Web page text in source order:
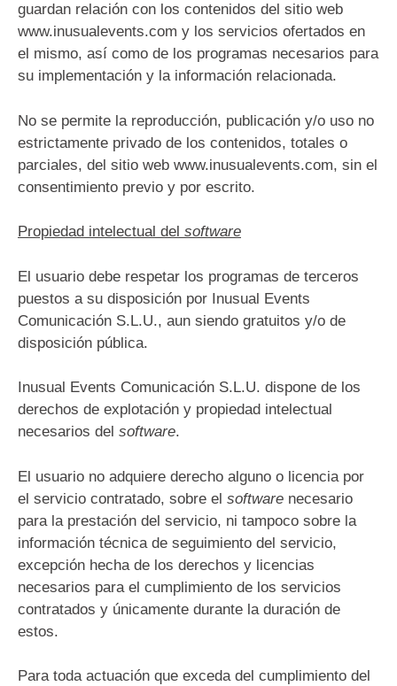
guardan relación con los contenidos del sitio web
www.inusualevents.com y los servicios ofertados en
el mismo, así como de los programas necesarios para
su implementación y la información relacionada.
No se permite la reproducción, publicación y/o uso no
estrictamente privado de los contenidos, totales o
parciales, del sitio web www.inusualevents.com, sin el
consentimiento previo y por escrito.
Propiedad intelectual del software
El usuario debe respetar los programas de terceros
puestos a su disposición por Inusual Events
Comunicación S.L.U., aun siendo gratuitos y/o de
disposición pública.
Inusual Events Comunicación S.L.U. dispone de los
derechos de explotación y propiedad intelectual
necesarios del software.
El usuario no adquiere derecho alguno o licencia por
el servicio contratado, sobre el software necesario
para la prestación del servicio, ni tampoco sobre la
información técnica de seguimiento del servicio,
excepción hecha de los derechos y licencias
necesarios para el cumplimiento de los servicios
contratados y únicamente durante la duración de
estos.
Para toda actuación que exceda del cumplimiento del